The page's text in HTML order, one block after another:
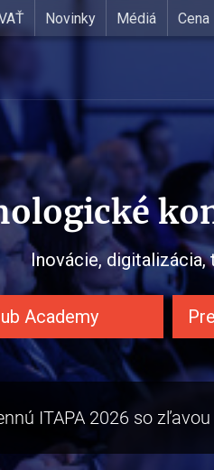
Novinky Médiá Cena
Inovácie, digitalizácia,
Academy
ITAPA 2026 so zľavou